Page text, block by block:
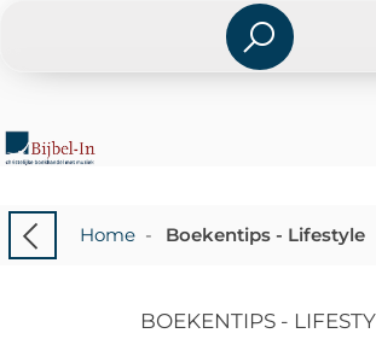
Home- Boekentips - Lifestyle
BOEKENTIPS -